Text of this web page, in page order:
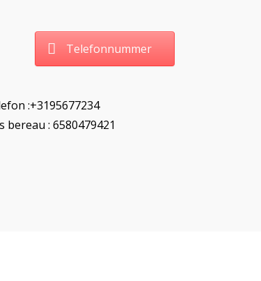
Telefonnummer
:+3195677234
bereau : 6580479421